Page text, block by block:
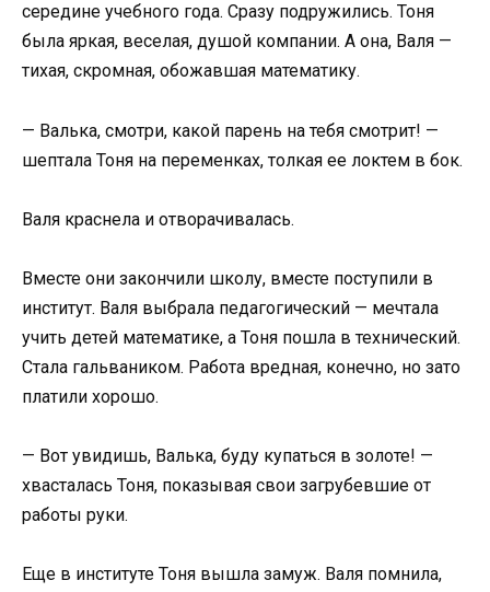
середине учебного года. Сразу подружились. Тоня
была яркая, веселая, душой компании. А она, Валя —
тихая, скромная, обожавшая математику.
— Валька, смотри, какой парень на тебя смотрит! —
шептала Тоня на переменках, толкая ее локтем в бок.
Валя краснела и отворачивалась.
Вместе они закончили школу, вместе поступили в
институт. Валя выбрала педагогический — мечтала
учить детей математике, а Тоня пошла в технический.
Стала гальваником. Работа вредная, конечно, но зато
платили хорошо.
— Вот увидишь, Валька, буду купаться в золоте! —
хвасталась Тоня, показывая свои загрубевшие от
работы руки.
Еще в институте Тоня вышла замуж. Валя помнила,